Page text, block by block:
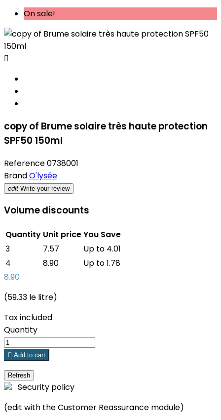
On sale!

copy of Brume solaire très haute protection
SPF50 150ml
Reference0738001
BrandO'lysée
edit Write your review
Volume discounts
Quantity Unit priceYou Save
3
7.57
Up to 4.01
4
8.90
Up to 1.78
8.90
(59.33 le litre)
Tax included
Quantity
 Add to cart
Security policy
(edit with the Customer Reassurance module)